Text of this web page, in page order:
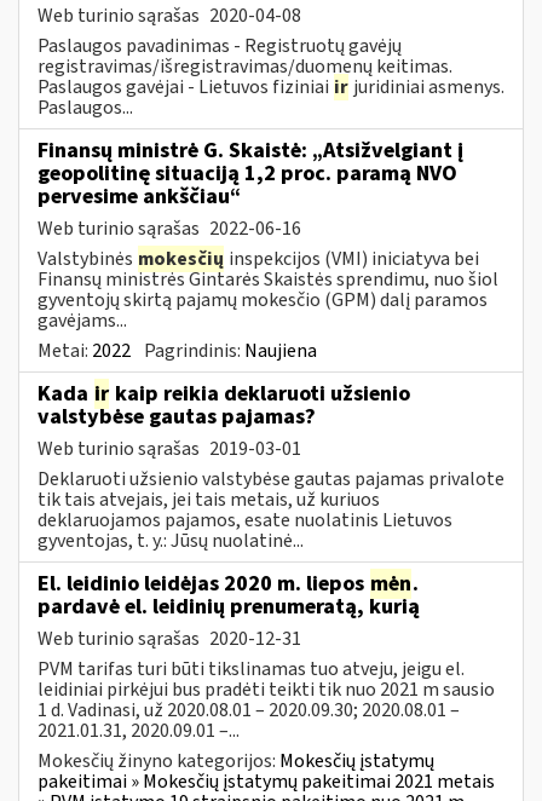
Web turinio sąrašas 2020-04-08
Paslaugos pavadinimas - Registruotų gavėjų
registravimas/išregistravimas/duomenų keitimas.
Paslaugos gavėjai - Lietuvos fiziniai ir juridiniai asmenys.
Paslaugos...
Finansų ministrė G. Skaistė: „Atsižvelgiant į
geopolitinę situaciją 1,2 proc. paramą NVO
pervesime ankščiau“
Web turinio sąrašas 2022-06-16
Valstybinės mokesčių inspekcijos (VMI) iniciatyva bei
Finansų ministrės Gintarės Skaistės sprendimu, nuo šiol
gyventojų skirtą pajamų mokesčio (GPM) dalį paramos
gavėjams...
Metai: 2022 Pagrindinis: Naujiena
Kada ir kaip reikia deklaruoti užsienio
valstybėse gautas pajamas?
Web turinio sąrašas 2019-03-01
Deklaruoti užsienio valstybėse gautas pajamas privalote
tik tais atvejais, jei tais metais, už kuriuos
deklaruojamos pajamos, esate nuolatinis Lietuvos
gyventojas, t. y.: Jūsų nuolatinė...
El. leidinio leidėjas 2020 m. liepos mėn.
pardavė el. leidinių prenumeratą, kurią
Web turinio sąrašas 2020-12-31
PVM tarifas turi būti tikslinamas tuo atveju, jeigu el.
leidiniai pirkėjui bus pradėti teikti tik nuo 2021 m sausio
1 d. Vadinasi, už 2020.08.01 – 2020.09.30; 2020.08.01 –
2021.01.31, 2020.09.01 –...
Mokesčių žinyno kategorijos: Mokesčių įstatymų
pakeitimai » Mokesčių įstatymų pakeitimai 2021 metais